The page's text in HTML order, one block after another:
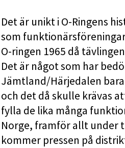
Det är unikt i O-Ringens
som
O-ringen 1965 då
Det är något som har
Jämtland/Härjedalen
och det då skulle krävas
fylla de lika många
Norge, framför allt under
kommer pressen på